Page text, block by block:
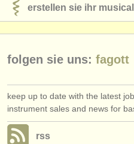
erstellen sie ihr
folgen sie uns: fagott
keep up to date with the latest
instrument sales and news for
rss